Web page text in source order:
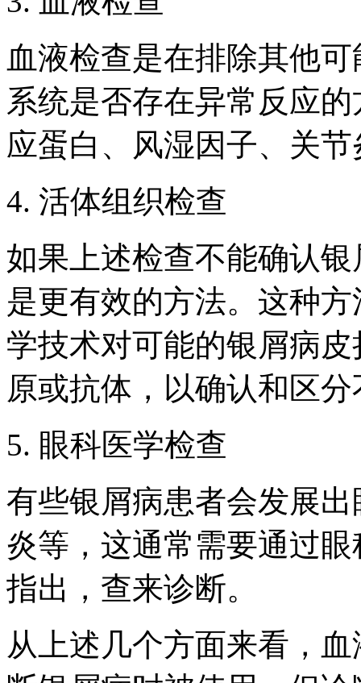
血液检查是在排除其他
系统是否存在异常反应
应蛋白、风湿因子、关
4. 活体组织检查
如果上述检查不能确认
是更有效的方法。这种
学技术对可能的银屑病
原或抗体，以确认和区
5. 眼科医学检查
有些银屑病患者会发展
炎等，这通常需要通过
指出，查来诊断。
从上述几个方面来看，